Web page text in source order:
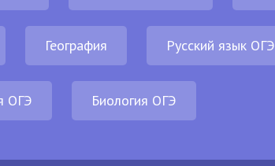
География Русский язык ОГЭ
ОГЭ Биология ОГЭ